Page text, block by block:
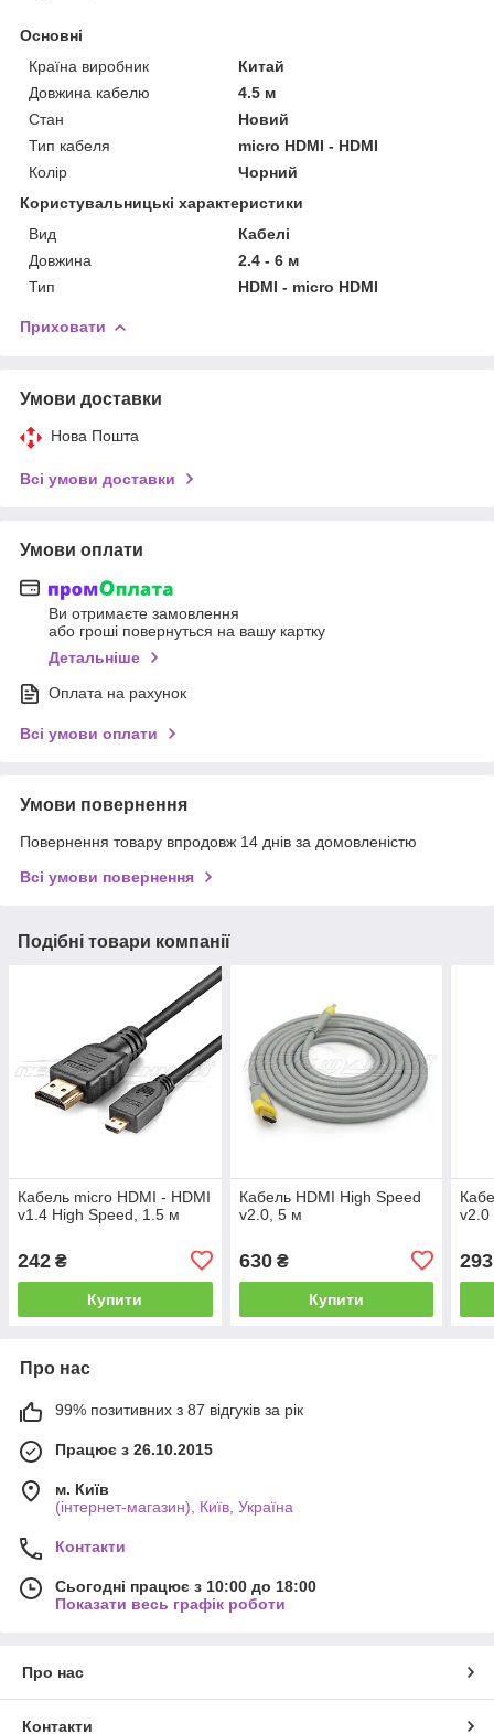
Основні
Країна виробник
Китай
Довжина кабелю
4.5 м
Стан
Новий
Тип кабеля
micro HDMI - HDMI
Колір
Чорний
Користувальницькі характеристики
Вид
Кабелі
Довжина
2.4 - 6 м
Тип
HDMI - micro HDMI
Приховати
Умови доставки
Нова Пошта
Всі умови доставки
Умови оплати
Ви отримаєте замовлення
або гроші повернуться на вашу картку
Детальніше
Оплата на рахунок
Всі умови оплати
Умови повернення
Повернення товару впродовж 14 днів за домовленістю
Всі умови повернення
Подібні товари компанії
Кабель micro HDMI - HDMI
v1.4 High Speed, 1.5 м
242 ₴
Купити
Кабель HDMI High Speed
v2.0, 5 м
630₴
Купити
v2.0
293
Про нас
99% позитивних з 87 відгуків за рік
Працює з 26.10.2015
м. Київ
(інтернет-магазин), Київ, Україна
Контакти
Сьогодні працює з 10:00 до 18:00
Показати весь графік роботи
Про нас
Контакти